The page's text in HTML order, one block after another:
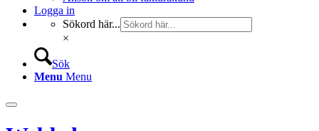
Logga in
Sökord här...
×
Sök
Menu Menu